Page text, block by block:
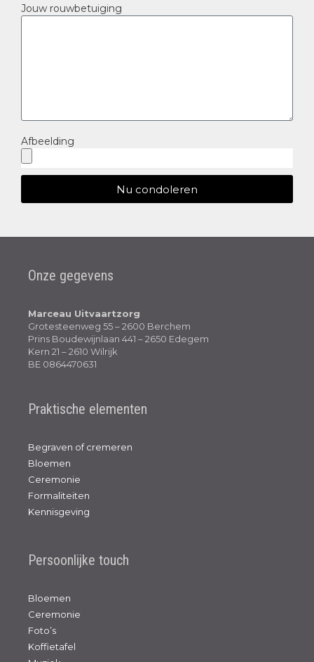
Jouw rouwbetuiging
Afbeelding
Nu condoleren
Onze gegevens
Marceau Uitvaartzorg
Grotesteenweg 55 – 2600 Berchem
Prins Boudewijnlaan 441 – 2650 Edegem
Kern 21 – 2610 Wilrijk
BE 0864470631
Praktische elementen
Begraven of cremeren
Bloemen
Ceremonie
Formaliteiten
Kennisgeving
Persoonlijke touch
Bloemen
Ceremonie
Foto’s
Koffietafel